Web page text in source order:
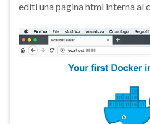
editi una pagina html interna al